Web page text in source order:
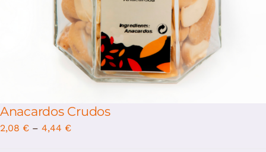
Anacardos Crudos
2,08 € – 4,44 €